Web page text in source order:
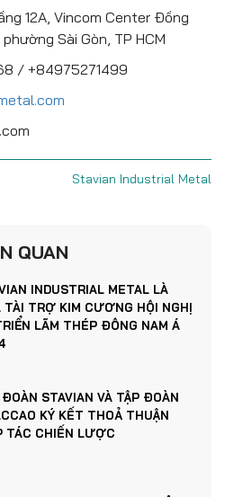
12A, Vincom Center Đồng
Sài Gòn, TP HCM
/ +84975271499
Stavian Industrial Metal
QUAN
INDUSTRIAL METAL LÀ
TÀI TRỢ KIM CƯƠNG HỘI NGHỊ
LÃM THÉP ĐÔNG NAM Á
ĐOÀN STAVIAN VÀ TẬP ĐOÀN
KÝ KẾT THOẢ THUẬN
TÁC CHIẾN LƯỢC